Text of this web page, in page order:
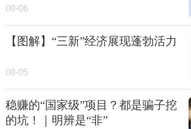
08-06
【图解】“三新”经济展现蓬勃活力
08-05
稳赚的“国家级”项目？都是骗子挖
的坑！｜明辨是“非”